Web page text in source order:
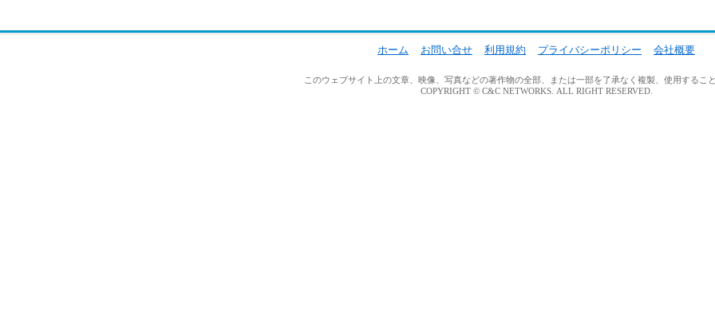
ホーム お問い合せ 利用規約 プライバシーポリシー 会社概要
このウェブサイト上の文章、映像、写真などの著作物の全部、または一部を了承なく複製、使用すること
COPYRIGHT © C&C NETWORKS. ALL RIGHT RESERVED.